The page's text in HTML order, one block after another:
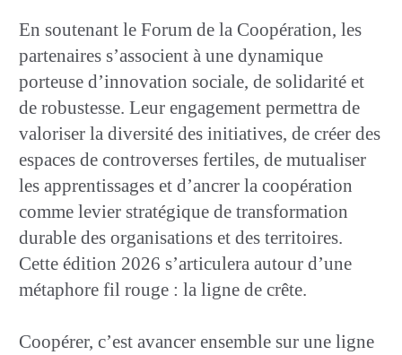
En soutenant le Forum de la Coopération, les
partenaires s’associent à une dynamique
porteuse d’innovation sociale, de solidarité et
de robustesse. Leur engagement permettra de
valoriser la diversité des initiatives, de créer des
espaces de controverses fertiles, de mutualiser
les apprentissages et d’ancrer la coopération
comme levier stratégique de transformation
durable des organisations et des territoires.
Cette édition 2026 s’articulera autour d’une
métaphore fil rouge : la ligne de crête.
Coopérer, c’est avancer ensemble sur une ligne